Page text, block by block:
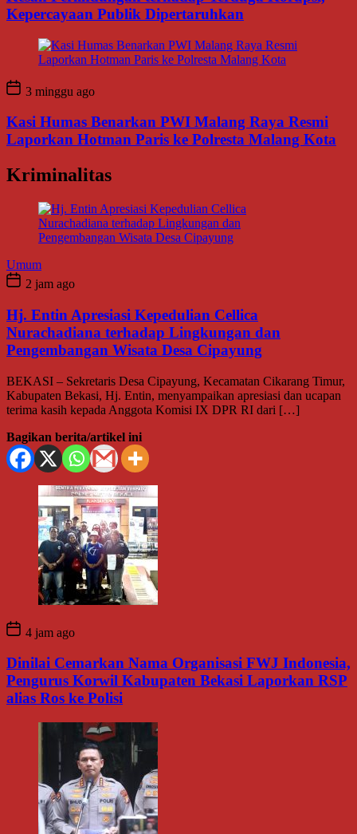
Kepercayaan Publik Dipertaruhkan
3 minggu ago
Kasi Humas Benarkan PWI Malang Raya Resmi
Laporkan Hotman Paris ke Polresta Malang Kota
Kriminalitas
Umum
2 jam ago
Hj. Entin Apresiasi Kepedulian Cellica
Nurachadiana terhadap Lingkungan dan
Pengembangan Wisata Desa Cipayung
BEKASI – Sekretaris Desa Cipayung, Kecamatan Cikarang Timur,
Kabupaten Bekasi, Hj. Entin, menyampaikan apresiasi dan ucapan
terima kasih kepada Anggota Komisi IX DPR RI dari […]
Bagikan berita/artikel ini
4 jam ago
Dinilai Cemarkan Nama Organisasi FWJ Indonesia,
Pengurus Korwil Kabupaten Bekasi Laporkan RSP
alias Ros ke Polisi